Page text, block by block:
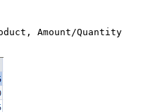
Amount/Quantity